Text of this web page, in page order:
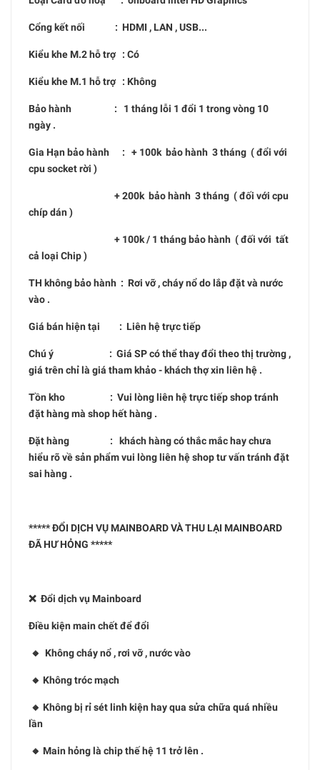
Cổng kết nối : HDMI , LAN , USB...
Kiểu khe M.2 hỗ trợ : Có
Kiểu khe M.1 hỗ trợ : Không
Bảo hành : 1 tháng lỗi 1 đổi 1 trong vòng 10
ngày .
Gia Hạn bảo hành : + 100k bảo hành 3 tháng ( đổi với
cpu socket rời )
+ 200k bảo hành 3 tháng ( đối với cpu
chíp dán )
+ 100k / 1 tháng bảo hành ( đối với tất
cả loại Chip )
TH không bảo hành : Rơi vỡ , cháy nổ do lắp đặt và nước
vào .
Giá bán hiện tại : Liên hệ trực tiếp
Chú ý : Giá SP có thể thay đổi theo thị trường ,
giá trên chỉ là giá tham khảo - khách thợ xin liên hệ .
Tồn kho : Vui lòng liên hệ trực tiếp shop tránh
đặt hàng mà shop hết hàng .
Đặt hàng : khách hàng có thắc mắc hay chưa
hiểu rõ về sản phẩm vui lòng liên hệ shop tư vấn tránh đặt
sai hàng .
***** ĐỔI DỊCH VỤ MAINBOARD VÀ THU LẠI MAINBOARD
ĐÃ HƯ HỎNG *****
❌ Đổi dịch vụ Mainboard
Điều kiện main chết để đổi
🔸 Không cháy nổ , rơi vỡ , nước vào
🔸 Không tróc mạch
🔸 Không bị rỉ sét linh kiện hay qua sửa chữa quá nhiều
lần
🔸 Main hỏng là chip thế hệ 11 trở lên .